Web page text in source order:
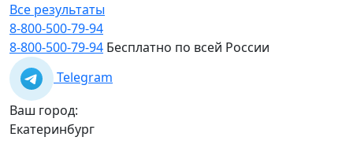
Все результаты
8-800-500-79-94
8-800-500-79-94 Бесплатно по всей России
Telegram
Ваш город:
Екатеринбург